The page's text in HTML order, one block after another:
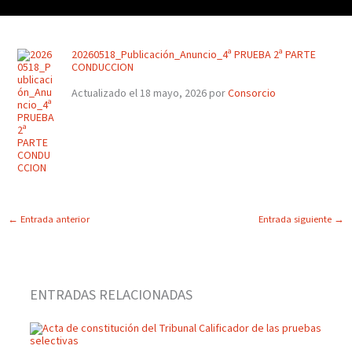
20260518_Publicación_Anuncio_4ª PRUEBA 2ª PARTE
CONDUCCION
Actualizado el 18 mayo, 2026 porConsorcio
← Entrada anterior Entrada siguiente →
ENTRADAS RELACIONADAS